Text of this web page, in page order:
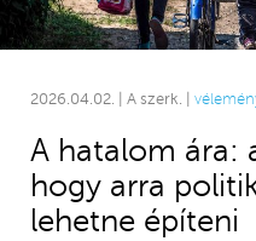
2026.04.02. | A szerk. |
A hatalom ára:
hogy arra
lehetne építeni